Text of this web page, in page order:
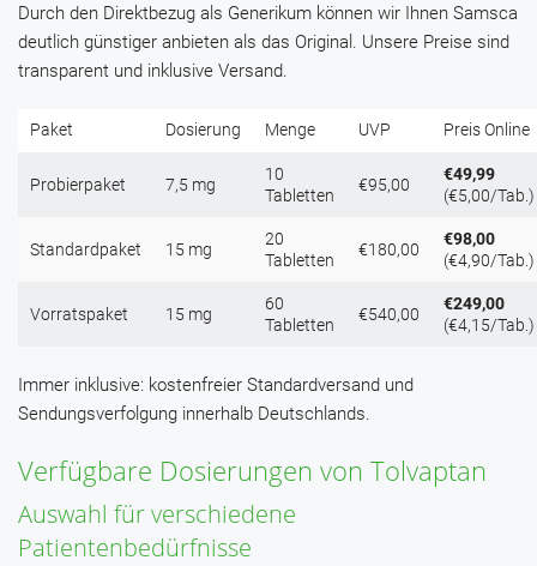
Durch den Direktbezug als Generikum können wir Ihnen Samsca
deutlich günstiger anbieten als das Original. Unsere Preise sind
transparent und inklusive Versand.
Paket Dosierung Menge UVP Preis Online
Probierpaket 7,5 mg
10
Tabletten
€95,00
€49,99
(€5,00/Tab.)
Standardpaket 15 mg
20
Tabletten
€180,00
€98,00
(€4,90/Tab.)
Vorratspaket 15 mg
60
Tabletten
€540,00
€249,00
(€4,15/Tab.)
Immer inklusive: kostenfreier Standardversand und
Sendungsverfolgung innerhalb Deutschlands.
Verfügbare Dosierungen von Tolvaptan
Auswahl für verschiedene
Patientenbedürfnisse